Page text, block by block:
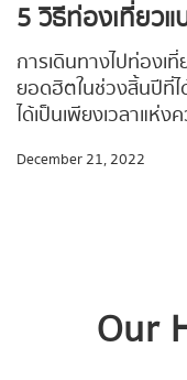
การเดินทางไปท่องเ
ยอดฮิตในช่วงสิ้นปีที่ไ
ได้เป็นเพียงเวลาแห่
ผ่านการทำงานมาตล
December 21, 2022
Our